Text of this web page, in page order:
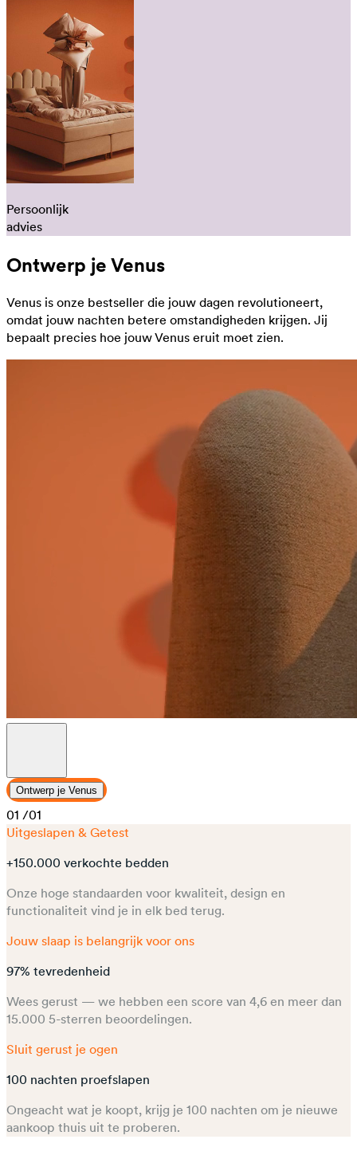
Persoonlijk
advies
Ontwerp je Venus
Venus is onze bestseller die jouw dagen revolutioneert,
omdat jouw nachten betere omstandigheden krijgen. Jij
bepaalt precies hoe jouw Venus eruit moet zien.
Ontwerp je Venus
01 /01
Uitgeslapen & Getest
+150.000 verkochte bedden
Onze hoge standaarden voor kwaliteit, design en
functionaliteit vind je in elk bed terug.
Jouw slaap is belangrijk voor ons
97% tevredenheid
Wees gerust — we hebben een score van 4,6 en meer dan
15.000 5-sterren beoordelingen.​
Sluit gerust je ogen
100 nachten proefslapen
Ongeacht wat je koopt, krijg je 100 nachten om je nieuwe
aankoop thuis uit te proberen.​